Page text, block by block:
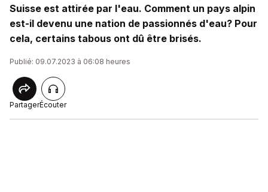
Suisse est attirée par l'eau. Comment un pays alpin
est-il devenu une nation de passionnés d'eau? Pour
cela, certains tabous ont dû être brisés.
Publié: 09.07.2023 à 06:08 heures
PartagerÉcouter